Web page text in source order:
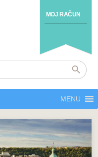
MOJ RAČUN
MENU